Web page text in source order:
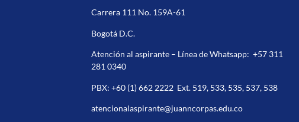
Carrera 111 No. 159A-61
Bogotá D.C.
Atención al aspirante – Línea de Whatsapp:+57 311
281 0340
PBX:+60 (1) 662 2222 Ext. 519, 533, 535, 537, 538
atencionalaspirante@juanncorpas.edu.co